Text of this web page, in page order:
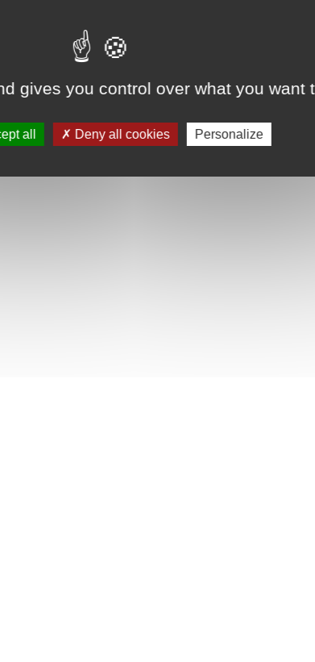
gives you control over what you want
all Deny all cookies Personalize